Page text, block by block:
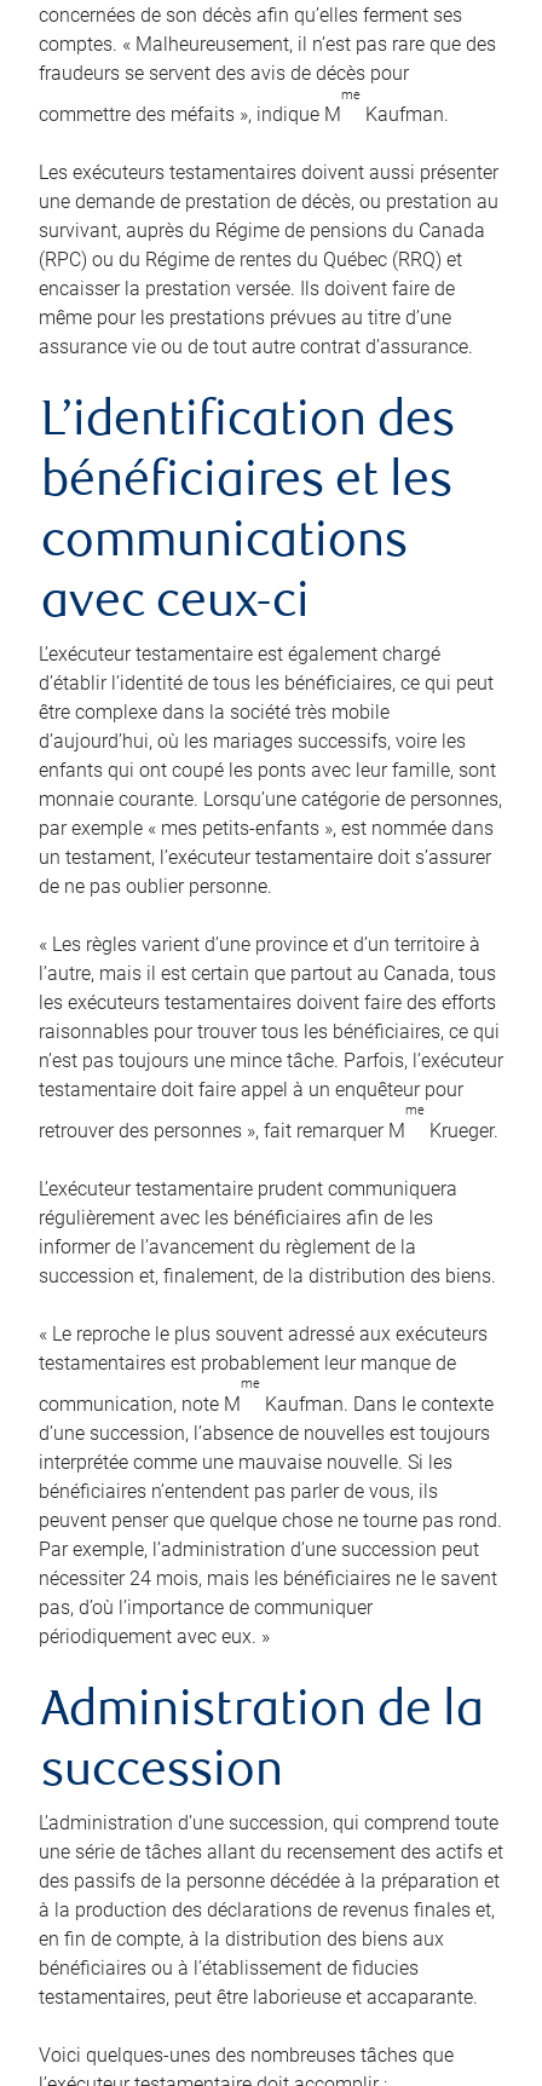
concernées de son décès afin qu’elles ferment ses
comptes. « Malheureusement, il n’est pas rare que des
fraudeurs se servent des avis de décès pour
commettre des méfaits », indique M
me
Kaufman.
Les exécuteurs testamentaires doivent aussi présenter
une demande de prestation de décès, ou prestation au
survivant, auprès du Régime de pensions du Canada
(RPC) ou du Régime de rentes du Québec (RRQ) et
encaisser la prestation versée. Ils doivent faire de
même pour les prestations prévues au titre d’une
assurance vie ou de tout autre contrat d’assurance.
L’identification des
bénéficiaires et les
communications
avec ceux-ci
L’exécuteur testamentaire est également chargé
d’établir l’identité de tous les bénéficiaires, ce qui peut
être complexe dans la société très mobile
d’aujourd’hui, où les mariages successifs, voire les
enfants qui ont coupé les ponts avec leur famille, sont
monnaie courante. Lorsqu’une catégorie de personnes,
par exemple « mes petits-enfants », est nommée dans
un testament, l’exécuteur testamentaire doit s’assurer
de ne pas oublier personne.
« Les règles varient d’une province et d’un territoire à
l’autre, mais il est certain que partout au Canada, tous
les exécuteurs testamentaires doivent faire des efforts
raisonnables pour trouver tous les bénéficiaires, ce qui
n’est pas toujours une mince tâche. Parfois, l’exécuteur
testamentaire doit faire appel à un enquêteur pour
retrouver des personnes », fait remarquer M
me
Krueger.
L’exécuteur testamentaire prudent communiquera
régulièrement avec les bénéficiaires afin de les
informer de l’avancement du règlement de la
succession et, finalement, de la distribution des biens.
« Le reproche le plus souvent adressé aux exécuteurs
testamentaires est probablement leur manque de
communication, note M
me
Kaufman. Dans le contexte
d’une succession, l’absence de nouvelles est toujours
interprétée comme une mauvaise nouvelle. Si les
bénéficiaires n’entendent pas parler de vous, ils
peuvent penser que quelque chose ne tourne pas rond.
Par exemple, l’administration d’une succession peut
nécessiter 24 mois, mais les bénéficiaires ne le savent
pas, d’où l’importance de communiquer
périodiquement avec eux. »
Administration de la
succession
L’administration d’une succession, qui comprend toute
une série de tâches allant du recensement des actifs et
des passifs de la personne décédée à la préparation et
à la production des déclarations de revenus finales et,
en fin de compte, à la distribution des biens aux
bénéficiaires ou à l’établissement de fiducies
testamentaires, peut être laborieuse et accaparante.
Voici quelques-unes des nombreuses tâches que